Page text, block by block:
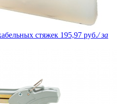
стяжек 195,97 руб./ за